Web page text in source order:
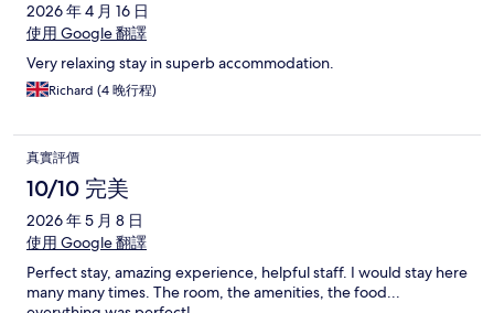
2026 年 4 月 16 日
使用 Google 翻譯
Very relaxing stay in superb accommodation.
Richard (4 晚行程)
真實評價
10/10 完美
2026 年 5 月 8 日
使用 Google 翻譯
Perfect stay, amazing experience, helpful staff. I would stay here
many many times. The room, the amenities, the food...